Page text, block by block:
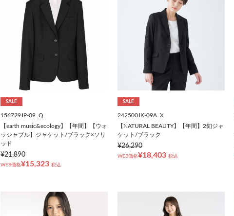
SALE
156729JP-09_Q
【earth music&ecology】【年間】【ウォ
ッシャブル】ジャケット/ブラック×ソリ
ッド
¥21,890
WEB価格¥15,323 税込
SALE
242500JK-09A_X
【NATURAL BEAUTY】【年間】2釦ジャ
ケット/ブラック
¥26,290
WEB価格¥18,403 税込